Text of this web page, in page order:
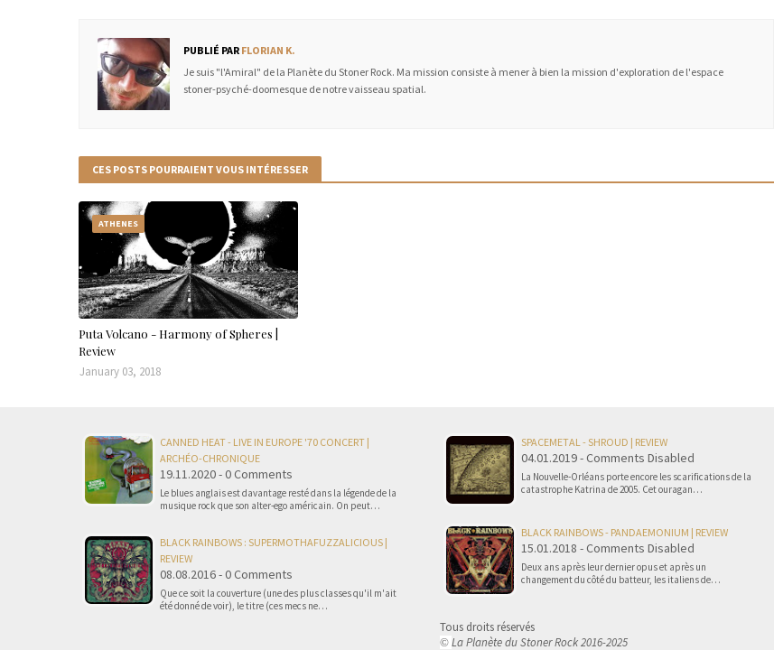
PUBLIÉ PAR FLORIAN K.
Je suis "l'Amiral" de la Planète du Stoner Rock. Ma mission consiste à mener à bien la mission d'exploration de l'espace
stoner-psyché-doomesque de notre vaisseau spatial.
CES POSTS POURRAIENT VOUS INTÉRESSER
ATHENES
Puta Volcano - Harmony of Spheres |
Review
January 03, 2018
CANNED HEAT - LIVE IN EUROPE '70 CONCERT |
ARCHÉO-CHRONIQUE
19.11.2020 - 0 Comments
Le blues anglais est davantage resté dans la légende de la
musique rock que son alter-ego américain. On peut…
BLACK RAINBOWS : SUPERMOTHAFUZZALICIOUS |
REVIEW
08.08.2016 - 0 Comments
Que ce soit la couverture (une des plus classes qu'il m'ait
été donné de voir), le titre (ces mecs ne…
SPACEMETAL - SHROUD | REVIEW
04.01.2019 - Comments Disabled
La Nouvelle-Orléans porte encore les scarifications de la
catastrophe Katrina de 2005. Cet ouragan…
BLACK RAINBOWS - PANDAEMONIUM | REVIEW
15.01.2018 - Comments Disabled
Deux ans après leur dernier opus et après un
changement du côté du batteur, les italiens de…
Tous droits réservés
© La Planète du Stoner Rock 2016-2025